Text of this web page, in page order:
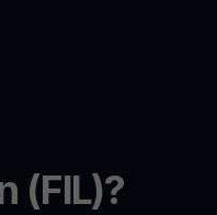
(FIL)?